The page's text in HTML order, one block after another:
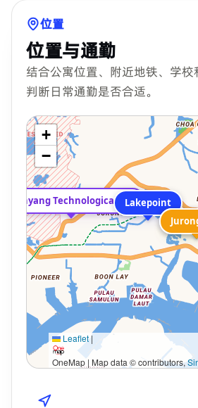
位置
位置与通勤
结合公寓位置、附近地铁、学
判断日常通勤是否合适。
Lakepoint
Nanyang Technological University
+
−
Leaflet|
OneMap | Map data © contributors,